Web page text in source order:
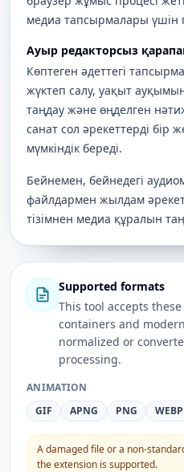
медиа тапсырмалары үшін
Ауыр редакторсыз
Көптеген әдеттегі
жүктеп салу, уақыт
таңдау және өңделген
санат сол әрекеттерді бір
мүмкіндік береді.
Бейнемен, бейнедегі
файлдармен жылдам
тізімнен медиа құралын
Supported formats
This tool accepts
containers and
normalized or
processing.
ANIMATION
GIF
APNG PNG WEBP
A damaged file or a non-
the extension is supported.